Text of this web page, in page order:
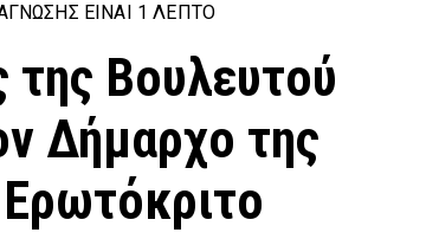
ΕΊΝΑΙ 1 ΛΕΠΤΌ
της Βουλευτού
Δήμαρχο της